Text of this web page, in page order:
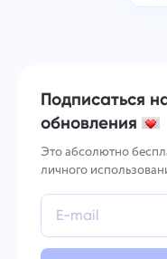
Подписаться
обновления
Это абсолютно
личного